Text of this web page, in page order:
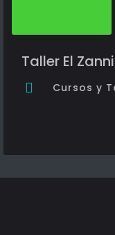
Taller El
Cursos y